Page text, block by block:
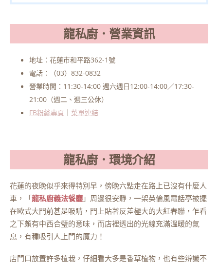
龍私廚．營業資訊
地址：花蓮市和平路362-1號
電話：（03）832-0832
營業時間：11:30-14:00 週六週日12:00-14:00／17:30-
21:00（週二、週三公休）
FB粉絲專頁 ｜ 菜單連結
龍私廚．環境介紹
花蓮的夜晚似乎來得特別早，傍晚六點走在路上已沒有什麼人
車，「龍私廚義法餐廳 」周邊很安靜，一架英倫風電話亭被擺
在歐式大門前甚是吸睛，門上貼著反差極大的大紅春聯，乍看
之下頗有中西合璧的意味，而店裡透出的光線充滿溫暖的氣
息，有種吸引人上門的魔力！
店門口放置許多植栽，仔細看大多是香草植物，也有些辨識不